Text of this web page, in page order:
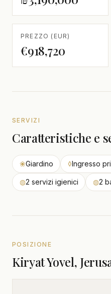
PREZZO (EUR)
€918,720
SERVIZI
Caratteristiche e
❀Giardino ◊Ingresso
◍2 servizi igienici ◍2
POSIZIONE
Kiryat Yovel,